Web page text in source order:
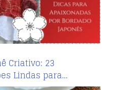
Criativo: 23
Lindas para…